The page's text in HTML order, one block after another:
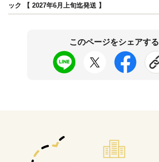
ック 【 2027年6月上旬迄発送 】
このページをシェアする